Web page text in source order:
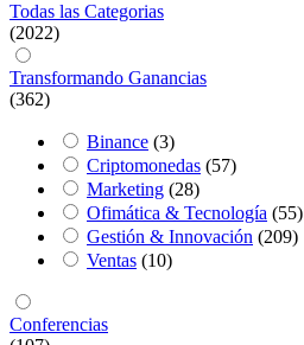
Todas las Categorias
(2022)
Transformando Ganancias
(362)
Binance (3)
Criptomonedas (57)
Marketing (28)
Ofimática & Tecnología (55)
Gestión & Innovación (209)
Ventas (10)
Conferencias